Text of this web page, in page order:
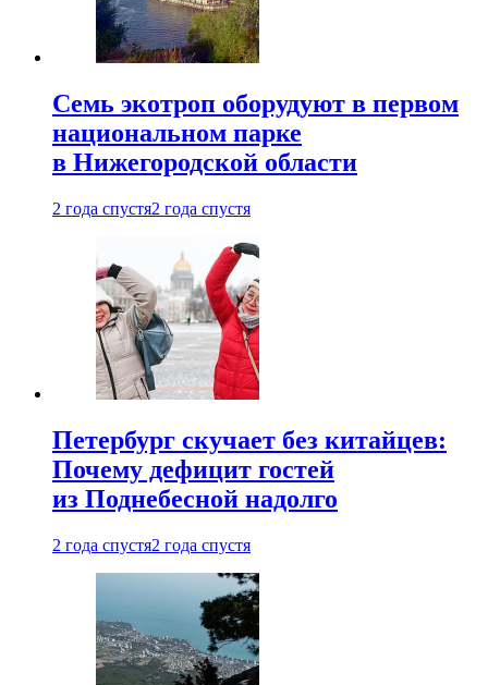
Семь экотроп оборудуют в первом
национальном парке
в Нижегородской области
2 года спустя2 года спустя
Петербург скучает без китайцев:
Почему дефицит гостей
из Поднебесной надолго
2 года спустя2 года спустя